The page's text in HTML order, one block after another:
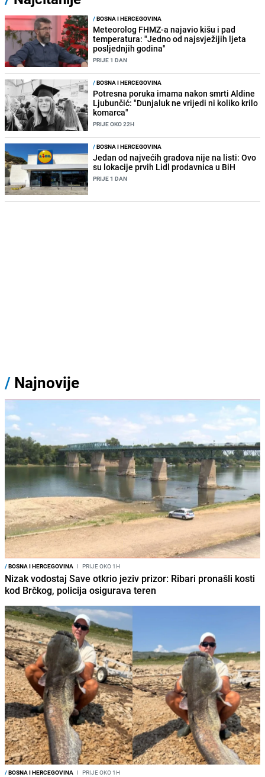
/BOSNA I HERCEGOVINA
Meteorolog FHMZ-a najavio kišu i pad
temperatura: "Jedno od najsvježijih ljeta
posljednjih godina"
PRIJE 1 DAN
/BOSNA I HERCEGOVINA
Potresna poruka imama nakon smrti Aldine
Ljubunčić: "Dunjaluk ne vrijedi ni koliko krilo
komarca"
PRIJE OKO 22H
/BOSNA I HERCEGOVINA
Jedan od najvećih gradova nije na listi: Ovo
su lokacije prvih Lidl prodavnica u BiH
PRIJE 1 DAN
/ Najnovije
/BOSNA I HERCEGOVINA I PRIJE OKO 1H
Nizak vodostaj Save otkrio jeziv prizor: Ribari pronašli kosti
kod Brčkog, policija osigurava teren
/BOSNA I HERCEGOVINA I PRIJE OKO 1H